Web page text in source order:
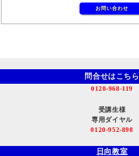
お問い合わせ
問合せはこちら
0120-968-119
受講生様
専用ダイヤル
0120-952-898
日向教室